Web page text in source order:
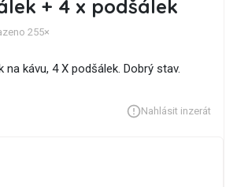
+ 4 x podšálek
255×
na kávu, 4 X podšálek. Dobrý stav.
Nahlásit inzerát